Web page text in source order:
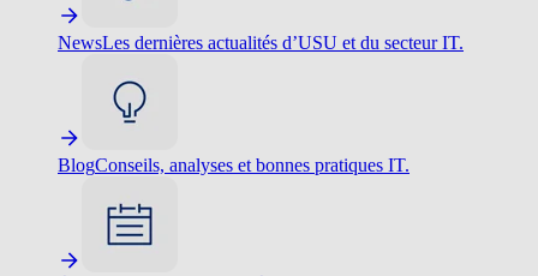
NewsLes dernières actualités d’USU et du secteur IT.
BlogConseils, analyses et bonnes pratiques IT.